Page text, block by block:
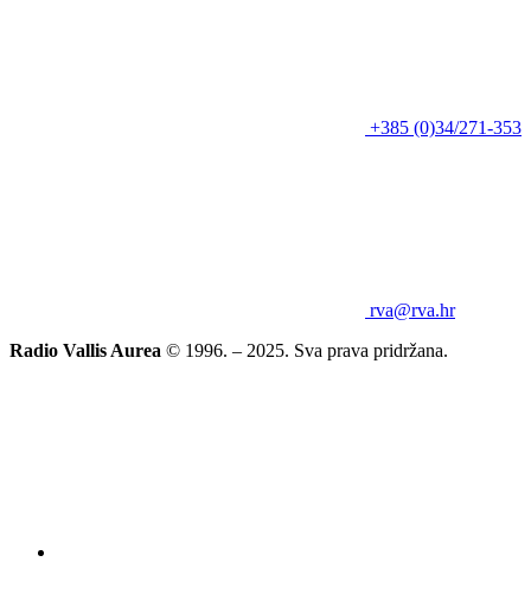
+385 (0)34/271-353
rva@rva.hr
Radio Vallis Aurea © 1996. – 2025. Sva prava pridržana.